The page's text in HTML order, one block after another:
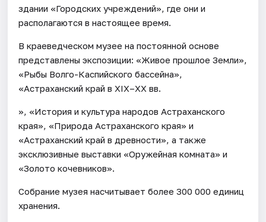
здании «Городских учреждений», где они и
располагаются в настоящее время.
В краеведческом музее на постоянной основе
представлены экспозиции: «Живое прошлое Земли»,
«Рыбы Волго-Каспийского бассейна»,
«Астраханский край в XIX–XX вв.
», «История и культура народов Астраханского
края», «Природа Астраханского края» и
«Астраханский край в древности», а также
эксклюзивные выставки «Оружейная комната» и
«Золото кочевников».
Собрание музея насчитывает более 300 000 единиц
хранения.